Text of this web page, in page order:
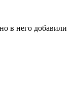
в него добавили